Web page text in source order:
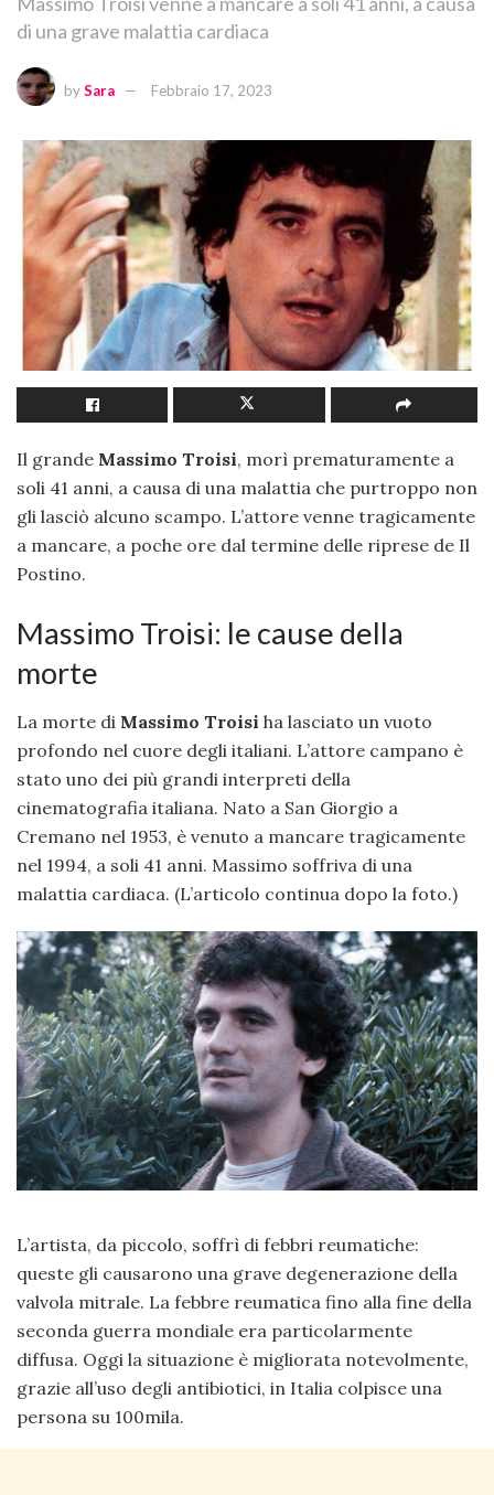
di una grave malattia cardiaca
bySara Febbraio 17, 2023
Il grande Massimo Troisi, morì prematuramente a
soli 41 anni, a causa di una malattia che purtroppo non
gli lasciò alcuno scampo. L’attore venne tragicamente
a mancare, a poche ore dal termine delle riprese de Il
Postino.
Massimo Troisi: le cause della
morte
La morte di Massimo Troisi ha lasciato un vuoto
profondo nel cuore degli italiani. L’attore campano è
stato uno dei più grandi interpreti della
cinematografia italiana. Nato a San Giorgio a
Cremano nel 1953, è venuto a mancare tragicamente
nel 1994, a soli 41 anni. Massimo soffriva di una
malattia cardiaca. (L’articolo continua dopo la foto.)
L’artista, da piccolo, soffrì di febbri reumatiche:
queste gli causarono una grave degenerazione della
valvola mitrale. La febbre reumatica fino alla fine della
seconda guerra mondiale era particolarmente
diffusa. Oggi la situazione è migliorata notevolmente,
grazie all’uso degli antibiotici, in Italia colpisce una
persona su 100mila.